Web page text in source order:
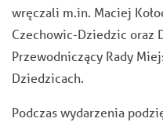
wręczali m.in. Maciej
Czechowic-Dziedzic oraz
Przewodniczący Rady
Dziedzicach.
Podczas wydarzenia